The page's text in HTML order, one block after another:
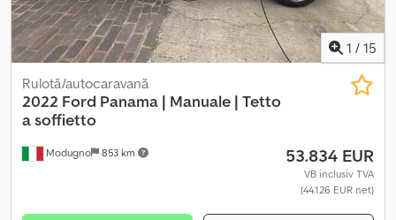
1 / 15
Modugno 853 km
Rulotă/autocaravană
2022 Ford Panama | Manuale | Tetto
a soffietto
53.834 EUR
VB inclusiv TVA
(44.126 EUR net)